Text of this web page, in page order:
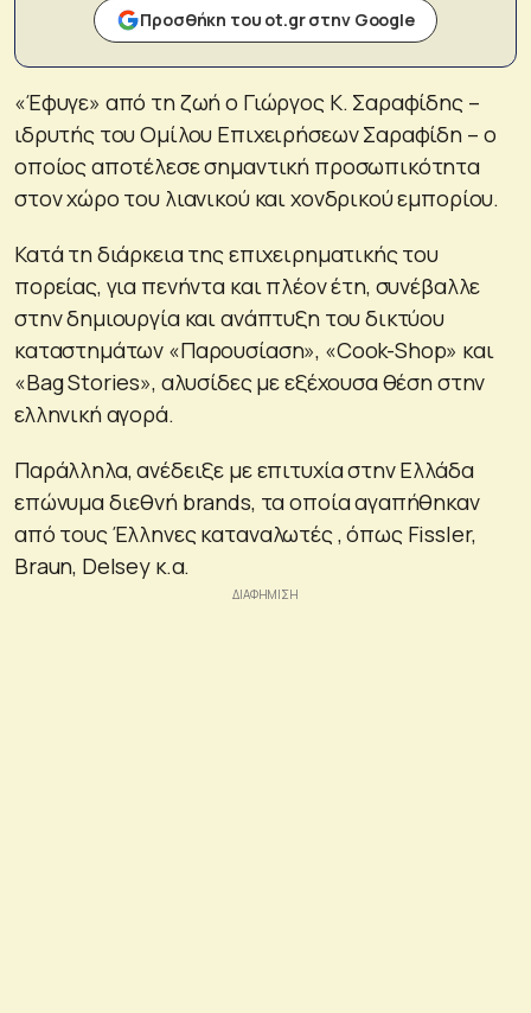
Προσθήκη του ot.gr στην Google
«Έφυγε» από τη ζωή ο Γιώργος Κ. Σαραφίδης –
ιδρυτής του Ομίλου Επιχειρήσεων Σαραφίδη – ο
οποίος αποτέλεσε σημαντική προσωπικότητα
στον χώρο του λιανικού και χονδρικού εμπορίου.
Κατά τη διάρκεια της επιχειρηματικής του
πορείας, για πενήντα και πλέον έτη, συνέβαλλε
στην δημιουργία και ανάπτυξη του δικτύου
καταστημάτων «Παρουσίαση», «Cook-Shop» και
«Bag Stories», αλυσίδες με εξέχουσα θέση στην
ελληνική αγορά.
Παράλληλα, ανέδειξε με επιτυχία στην Ελλάδα
επώνυμα διεθνή brands, τα οποία αγαπήθηκαν
από τους Έλληνες καταναλωτές , όπως Fissler,
Braun, Delsey κ.α.